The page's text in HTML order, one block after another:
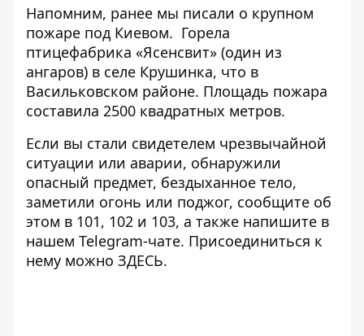
Напомним, ранее мы писали о крупном
пожаре под Киевом. Горела
птицефабрика «Ясенсвит» (один из
ангаров) в селе Крушинка, что в
Васильковском районе. Площадь пожара
составила 2500 квадратных метров.
Если вы стали свидетелем чрезвычайной
ситуации или аварии, обнаружили
опасный предмет, бездыханное тело,
заметили огонь или поджог, сообщите об
этом в 101, 102 и 103, а также напишите в
нашем Telegram-чате. Присоединиться к
нему можно ЗДЕСЬ.